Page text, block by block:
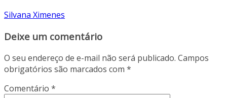
Silvana Ximenes
Deixe um comentário
O seu endereço de e-mail não será publicado. Campos
obrigatórios são marcados com *
Comentário *